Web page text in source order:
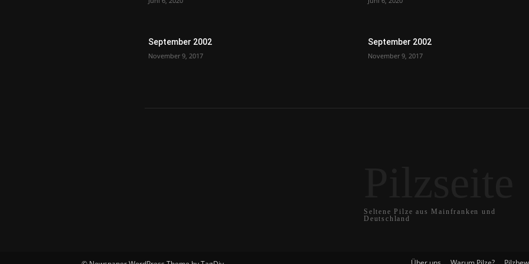
September 2002
November 9, 2017
September 2002
November 9, 2017
Seltene Pilze aus Mainfranken und
Deutschland